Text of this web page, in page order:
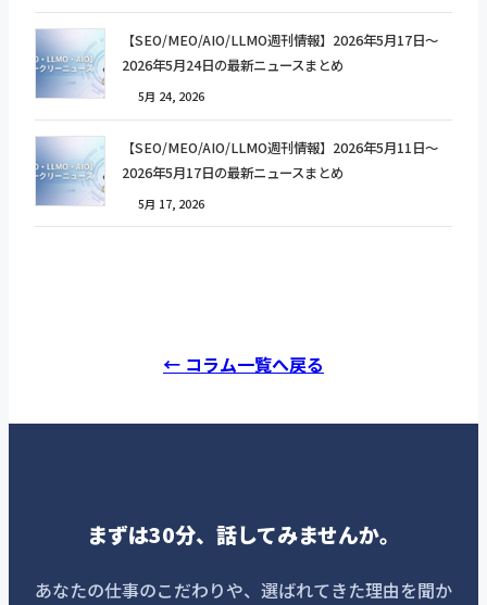
【SEO/MEO/AIO/LLMO週刊情報】2026年5月17日〜
2026年5月24日の最新ニュースまとめ
5月 24, 2026
【SEO/MEO/AIO/LLMO週刊情報】2026年5月11日〜
2026年5月17日の最新ニュースまとめ
5月 17, 2026
← コラム一覧へ戻る
まずは30分、話してみませんか。
あなたの仕事のこだわりや、選ばれてきた理由を聞か